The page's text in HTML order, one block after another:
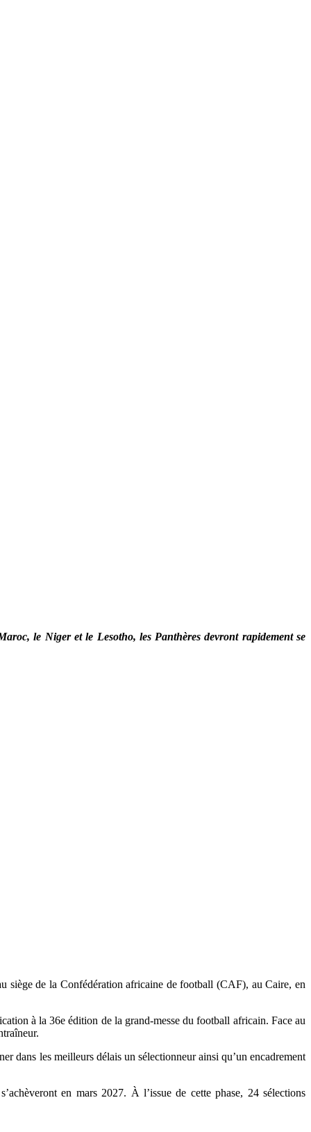
le Niger et le Lesotho, les Panthères devront rapidement se
siège de la Confédération africaine de football (CAF), au Caire, en
à la 36e édition de la grand-messe du football africain. Face au
dans les meilleurs délais un sélectionneur ainsi qu’un encadrement
en mars 2027. À l’issue de cette phase, 24 sélections